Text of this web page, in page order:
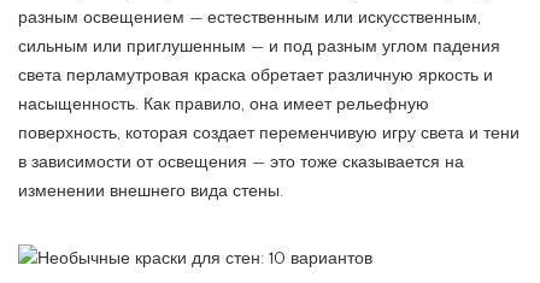
разным освещением — естественным или искусственным,
сильным или приглушенным — и под разным углом падения
света перламутровая краска обретает различную яркость и
насыщенность. Как правило, она имеет рельефную
поверхность, которая создает переменчивую игру света и тени
в зависимости от освещения — это тоже сказывается на
изменении внешнего вида стены.